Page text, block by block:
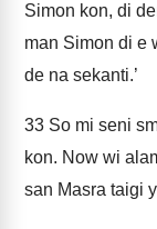
Simon kon, di
man Simon di e
de na sekanti.’
33 So mi seni
kon. Now wi
san Masra taigi